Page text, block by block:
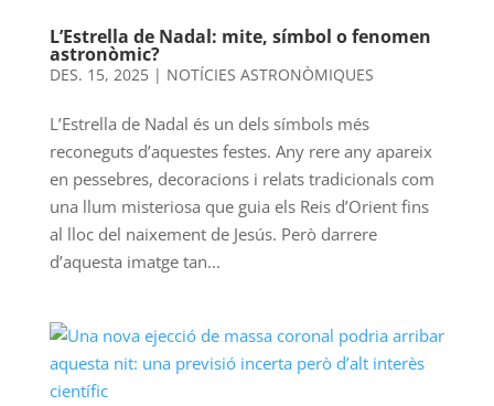
L’Estrella de Nadal: mite, símbol o fenomen
astronòmic?
DES. 15, 2025| NOTÍCIES ASTRONÒMIQUES
L’Estrella de Nadal és un dels símbols més
reconeguts d’aquestes festes. Any rere any apareix
en pessebres, decoracions i relats tradicionals com
una llum misteriosa que guia els Reis d’Orient fins
al lloc del naixement de Jesús. Però darrere
d’aquesta imatge tan...